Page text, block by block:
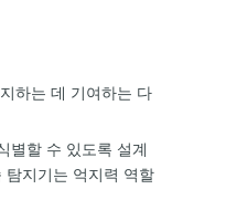
하는 데 기여하는 다
별할 수 있도록 설계
탐지기는 억지력 역할